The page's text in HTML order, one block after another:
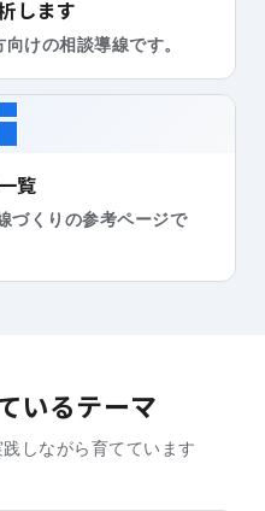
します
けの相談導線です。
覧
づくりの参考ページで
いるテーマ
しながら育てています